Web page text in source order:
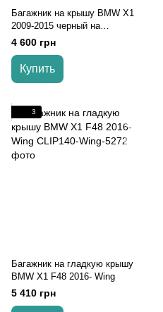
Багажник на крышу BMW X1
2009-2015 черный на
интегрированные рейлинги
4 600 грн
Купить
3
Багажник на гладкую крышу
BMW X1 F48 2016- Wing
5 410 грн